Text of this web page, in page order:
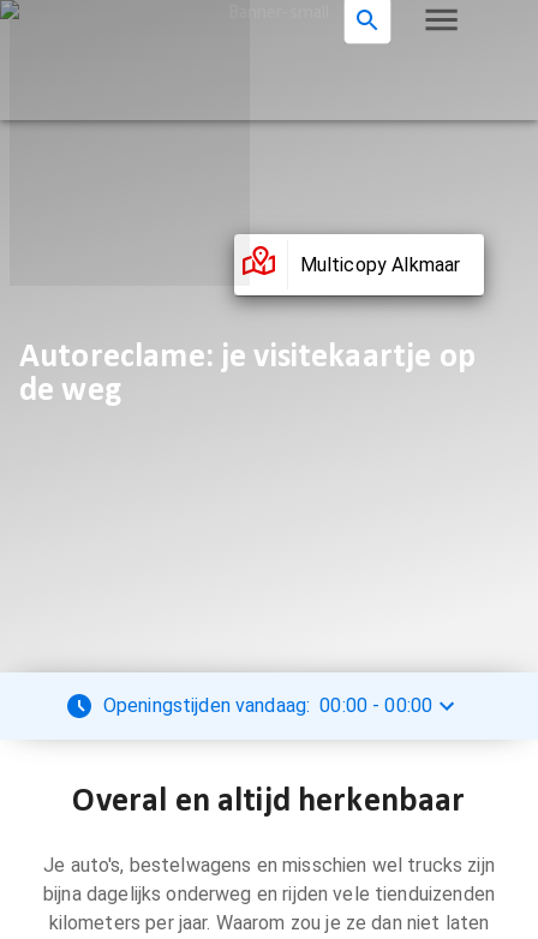
Multicopy Alkmaar
Autoreclame: je visitekaartje op
de weg
Openingstijden vandaag: 00:00 -00:00
Overal en altijd herkenbaar
Je auto's, bestelwagens en misschien wel trucks zijn
bijna dagelijks onderweg en rijden vele tienduizenden
kilometers per jaar. Waarom zou je ze dan niet laten